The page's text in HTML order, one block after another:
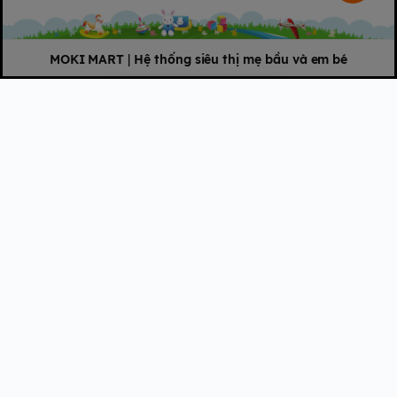
MOKI MART | Hệ thống siêu thị mẹ bầu và em bé